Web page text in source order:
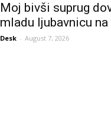
Moj bivši suprug
mladu ljubavnicu na
Desk - August 7, 2026